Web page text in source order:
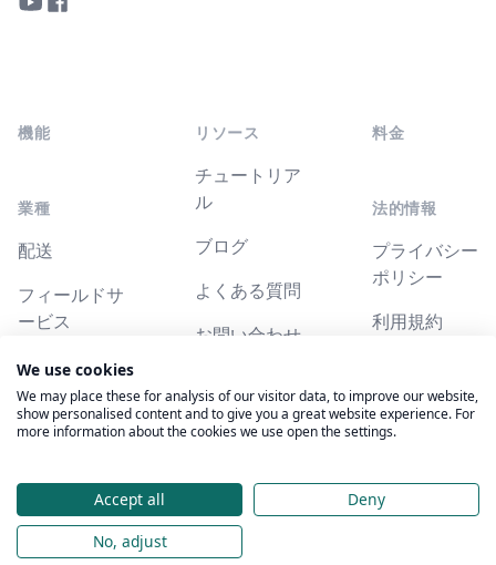
機能
業種
配送
フィールドサ
ービス
リソース
チュートリア
ル
ブログ
よくある質問
お問い合わせ
ータス
料金
法的情報
プライバシー
ポリシー
利用規約
© 2026 Technologies Suzero Inc. 全著作権所有。
DroppathはTechnologies Suzero Inc.の商標です。
We use cookies
We may place these for analysis of our visitor data, to improve our website,
show personalised content and to give you a great website experience. For
more information about the cookies we use open the settings.
Accept all
Deny
No, adjust